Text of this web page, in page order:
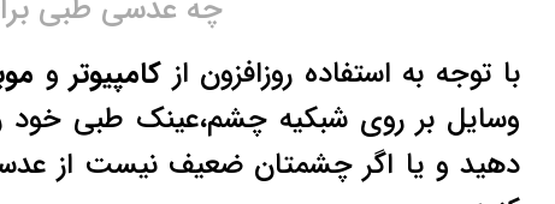
با توجه به استفاده روزافزون از کامپیوتر و
وسایل بر روی شبکیه چشم،عینک طبی خود
دهید و یا اگر چشمتان ضعیف نیست از